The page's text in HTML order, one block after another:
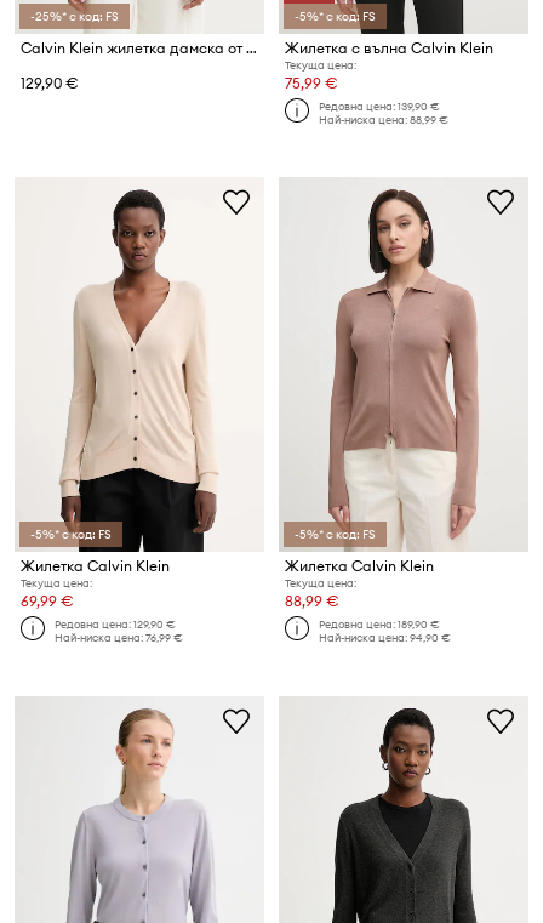
-25%* с код: FS
Calvin Klein жилетка дамска от памук
129,90 €
-5%* с код: FS
Жилетка с вълна Calvin Klein
Текуща цена:
75,99 €
Редовна цена:139,90 €
Най-ниска цена:88,99 €
-5%* с код: FS
Жилетка Calvin Klein
Текуща цена:
69,99 €
Редовна цена:129,90 €
Най-ниска цена:76,99 €
-5%* с код: FS
Жилетка Calvin Klein
Текуща цена:
88,99 €
Редовна цена:189,90 €
Най-ниска цена:94,90 €